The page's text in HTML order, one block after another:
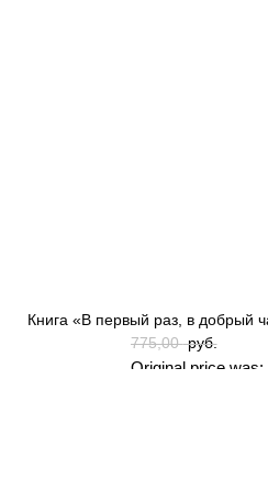
Книга «В первый раз, в добрый
775,00руб.
Original price was:
Current price is: